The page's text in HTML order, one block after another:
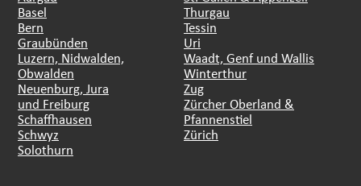
Basel
Bern
Graubünden
Luzern, Nidwalden,
Obwalden
Neuenburg, Jura
und Freiburg
Schaffhausen
Schwyz
Solothurn
Thurgau
Tessin
Uri
Waadt, Genf und Wallis
Winterthur
Zug
Zürcher Oberland &
Pfannenstiel
Zürich